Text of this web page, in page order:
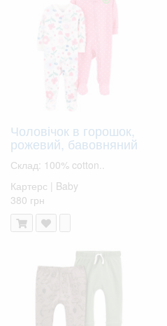
Чоловічок в горошок,
рожевий, бавовняний
Склад: 100% cotton..
Картерс | Baby
380 грн